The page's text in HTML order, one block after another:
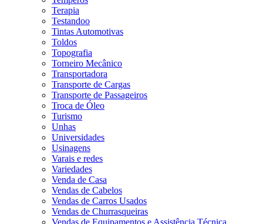
Terapia
Testandoo
Tintas Automotivas
Toldos
Topografia
Torneiro Mecânico
Transportadora
Transporte de Cargas
Transporte de Passageiros
Troca de Óleo
Turismo
Unhas
Universidades
Usinagens
Varais e redes
Variedades
Venda de Casa
Vendas de Cabelos
Vendas de Carros Usados
Vendas de Churrasqueiras
Vendas de Equipamentos e Assistência Técnica